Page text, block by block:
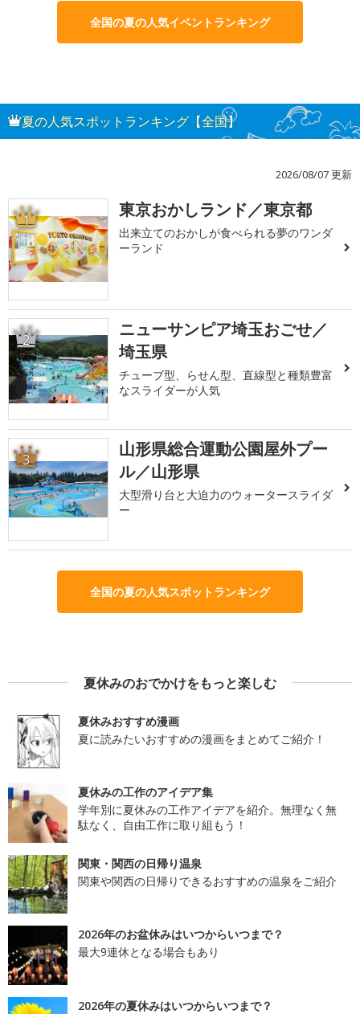
全国の夏の人気イベントランキング
夏の人気スポットランキング【全国】
2026/08/07 更新
1 東京おかしランド／東京都
出来立てのおかしが食べられる夢のワンダ
ーランド
2
ニューサンピア埼玉おごせ／
埼玉県
チューブ型、らせん型、直線型と種類豊富
なスライダーが人気
3
山形県総合運動公園屋外プー
ル／山形県
大型滑り台と大迫力のウォータースライダ
ー
全国の夏の人気スポットランキング
夏休みのおでかけをもっと楽しむ
夏休みおすすめ漫画
夏に読みたいおすすめの漫画をまとめてご紹介！
夏休みの工作のアイデア集
学年別に夏休みの工作アイデアを紹介。無理なく無
駄なく、自由工作に取り組もう！
関東・関西の日帰り温泉
関東や関西の日帰りできるおすすめの温泉をご紹介
2026年のお盆休みはいつからいつまで？
最大9連休となる場合もあり
2026年の夏休みはいつからいつまで？